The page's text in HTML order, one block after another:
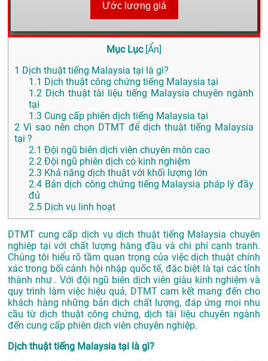
Ước lượng giá
Mục Lục [Ẩn]
1 Dịch thuật tiếng Malaysia tại là gì?
1.1 Dịch thuật công chứng tiếng Malaysia tại
1.2 Dịch thuật tài liệu tiếng Malaysia chuyên ngành
tại
1.3 Cung cấp phiên dịch tiếng Malaysia tại
2 Vì sao nên chọn DTMT để dịch thuật tiếng Malaysia
tại ?
2.1 Đội ngũ biên dịch viên chuyên môn cao
2.2 Đội ngũ phiên dịch có kinh nghiệm
2.3 Khả năng dịch thuật với khối lượng lớn
2.4 Bản dịch công chứng tiếng Malaysia pháp lý đầy
đủ
2.5 Dịch vụ linh hoạt
DTMT cung cấp dịch vụ dịch thuật tiếng Malaysia chuyên
nghiệp tại với chất lượng hàng đầu và chi phí cạnh tranh.
Chúng tôi hiểu rõ tầm quan trọng của việc dịch thuật chính
xác trong bối cảnh hội nhập quốc tế, đặc biệt là tại các tỉnh
thành như . Với đội ngũ biên dịch viên giàu kinh nghiệm và
quy trình làm việc hiệu quả, DTMT cam kết mang đến cho
khách hàng những bản dịch chất lượng, đáp ứng mọi nhu
cầu từ dịch thuật công chứng, dịch tài liệu chuyên ngành
đến cung cấp phiên dịch viên chuyên nghiệp.
Dịch thuật tiếng Malaysia tại là gì?